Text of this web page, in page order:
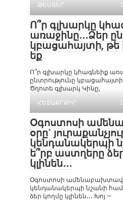
ԹԵՍՏԵՐ
Ո՞ր գլխարկը
առաջինը․․․Ձեր
կբացահայտի, թե
եք
Ո՞ր գլխարկը կհագնեիք
ընտրությունը
Ծղոտե գլխարկ Կինը,
ՀԵՏԱՔՐՔԻՐ
Օգոստոսի
օրը`
կենդանակերպի
ե՞րբ աստղերը
կլինեն․․․
Օգոստոսի
կենդանակերպի նշանի
ձեր կողմը կլինեն․․․ Խոյ —